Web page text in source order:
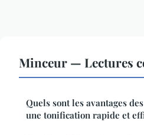
Minceur — Lectures
Quels sont les avantages
une tonification rapide et